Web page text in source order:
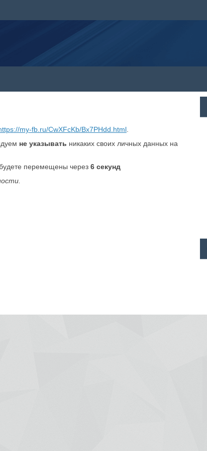
my-fb.ru/CwXFcKb/Bx7PHdd.html.
не указывать никаких своих личных данных на
будете перемещены через 6секунд